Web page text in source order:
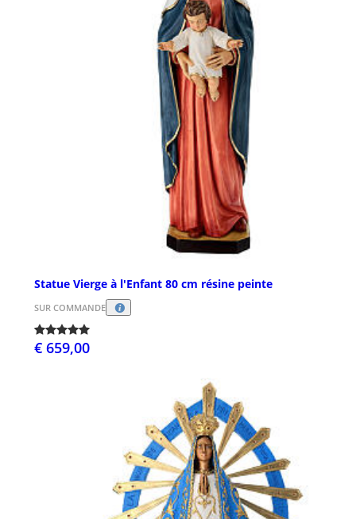
Statue Vierge à l'Enfant 80 cm résine peinte
SUR COMMANDE
€ 659,00